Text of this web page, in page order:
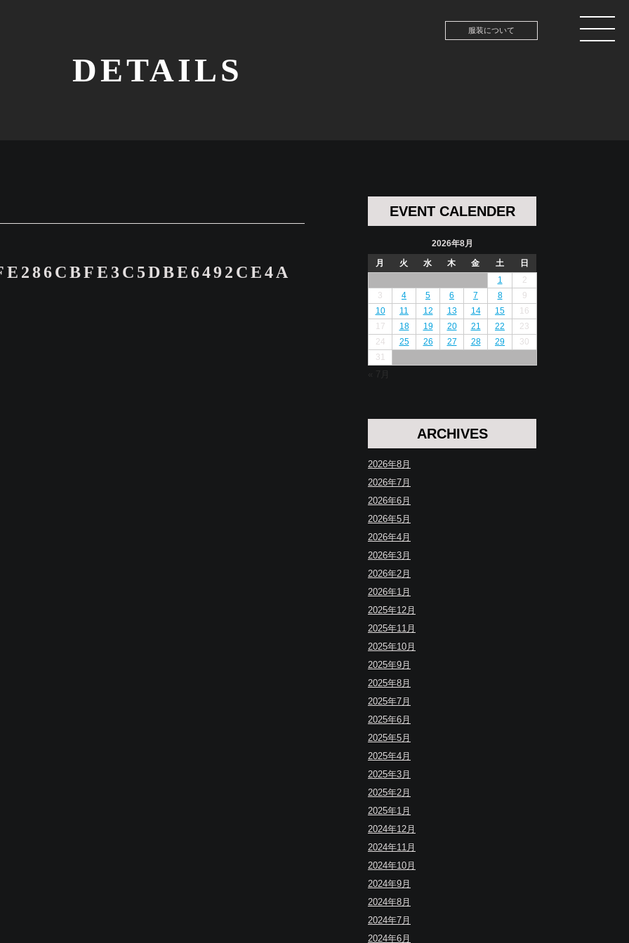
服装について
DETAILS
EVENT CALENDER
2026年8月
月
火 水 木 金 土
日
1
2
3
4 5 6 7 8
9
10
11 12 13 14 15
16
17
18 19 20 21 22
23
24
25 26 27 28 29
30
31
« 7月
ARCHIVES
2026年8月
2026年7月
2026年6月
2026年5月
2026年4月
2026年3月
2026年2月
2026年1月
2025年12月
2025年11月
2025年10月
2025年9月
2025年8月
2025年7月
2025年6月
2025年5月
2025年4月
2025年3月
2025年2月
2025年1月
2024年12月
2024年11月
2024年10月
2024年9月
2024年8月
2024年7月
2024年6月